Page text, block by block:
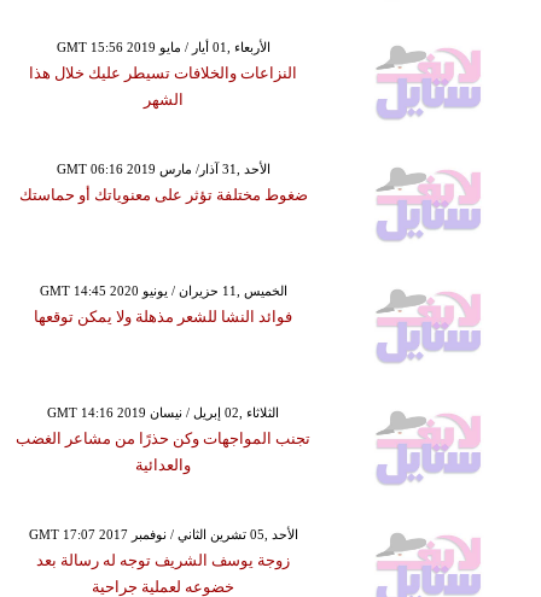
GMT 15:56 2019 الأربعاء ,01 أيار / مايو
النزاعات والخلافات تسيطر عليك خلال هذا
الشهر
GMT 06:16 2019 الأحد ,31 آذار/ مارس
ضغوط مختلفة تؤثر على معنوياتك أو حماستك
GMT 14:45 2020 الخميس ,11 حزيران / يونيو
فوائد النشا للشعر مذهلة ولا يمكن توقعها
GMT 14:16 2019 الثلاثاء ,02 إبريل / نيسان
تجنب المواجهات وكن حذرًا من مشاعر الغضب
والعدائية
GMT 17:07 2017 الأحد ,05 تشرين الثاني / نوفمبر
زوجة يوسف الشريف توجه له رسالة بعد
خضوعه لعملية جراحية